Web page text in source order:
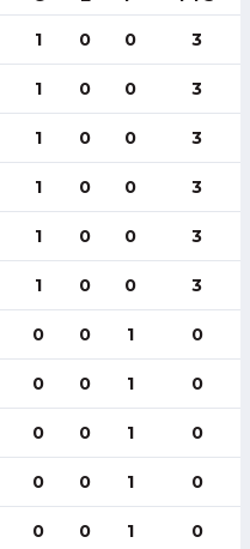
1 0 0 3
1 0 0 3
1 0 0 3
1 0 0 3
1 0 0 3
1 0 0 3
0 0 1 0
0 0 1 0
0 0 1 0
0 0 1 0
0 0 1 0